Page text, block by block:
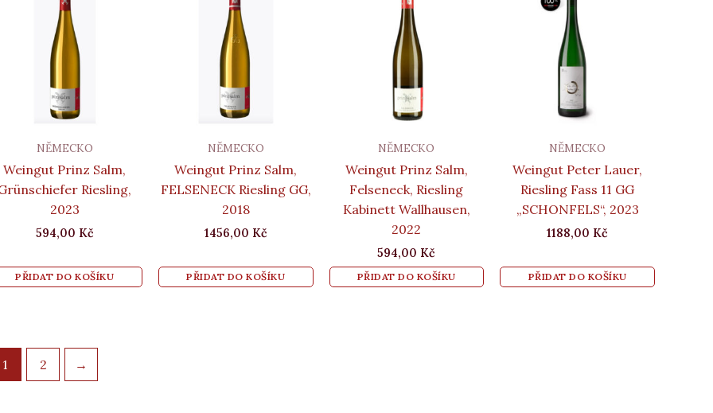
NĚMECKO
Weingut Prinz Salm,
Riesling,
2023
594,00 Kč
PŘIDAT DO KOŠÍKU
NĚMECKO
Weingut Prinz Salm,
FELSENECK Riesling GG,
2018
1456,00 Kč
PŘIDAT DO KOŠÍKU
NĚMECKO
Weingut Prinz Salm,
Felseneck, Riesling
Kabinett Wallhausen,
2022
594,00 Kč
PŘIDAT DO KOŠÍKU
NĚMECKO
Weingut Peter Lauer,
Riesling Fass 11 GG
„SCHONFELS“, 2023
1188,00 Kč
PŘIDAT DO KOŠÍKU
1 2 →